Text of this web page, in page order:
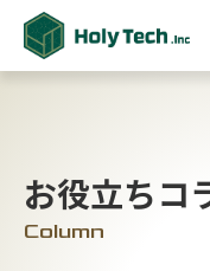
お役立ちコ
Column